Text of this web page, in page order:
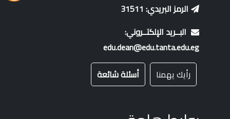
الرمز البريدي: 31511
البــريد الإلكتــروني:
edu.dean@edu.tanta.edu.eg
رأيك يهمنا
أسئلة شائعة